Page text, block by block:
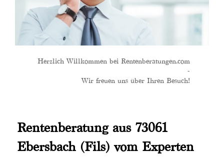
Herzlich Willkommen bei Rentenberatungen.com
-
Wir freuen uns über Ihren Besuch!
Rentenberatung aus 73061
Ebersbach (Fils) vom Experten